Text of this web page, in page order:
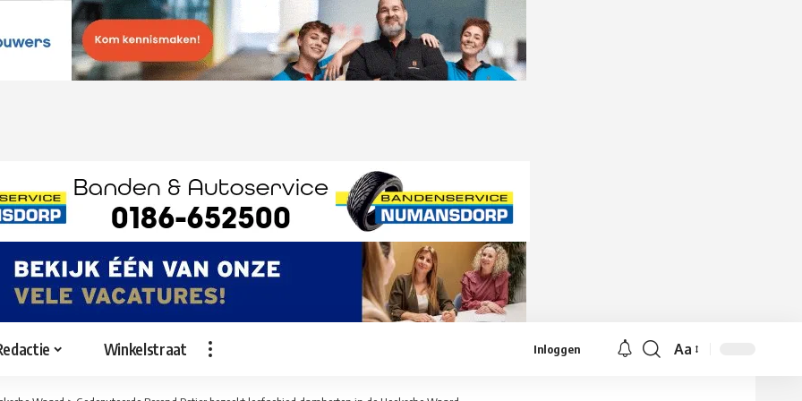
Winkelstraat Inloggen
Lettergrootte
Aa